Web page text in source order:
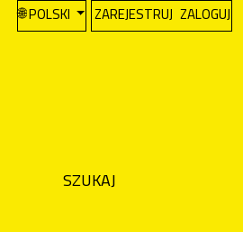
CHANGE THE LANGUAGE. THE
POLSKI ZAREJESTRUJ ZALOGUJ
SZUKAJ